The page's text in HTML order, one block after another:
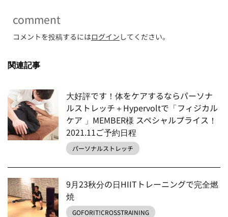
comment
コメントを投稿するにはログイン してください。
関連記事
大好評です！体をケアするならパーソナ
ルストレッチ＋Hypervoltで「フィジカル
ケア 」MEMBER様 スペシャルプライス！
2021.11ご予約日程
パーソナルストレッチ
9月23秋分の日HIITトレーニングで完全燃
焼
GOFORIT!CROSSTRAINING